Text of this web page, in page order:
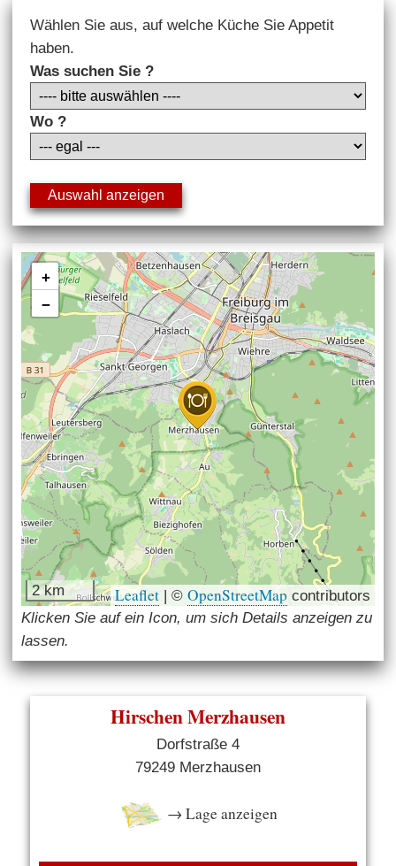
Wählen Sie aus, auf welche Küche Sie Appetit
haben.
Was suchen Sie ?
Wo ?
+
−
2 km Leaflet | © OpenStreetMap contributors
Klicken Sie auf ein Icon, um sich Details anzeigen zu
lassen.
Hirschen Merzhausen
Dorfstraße 4
79249 Merzhausen
→ Lage anzeigen